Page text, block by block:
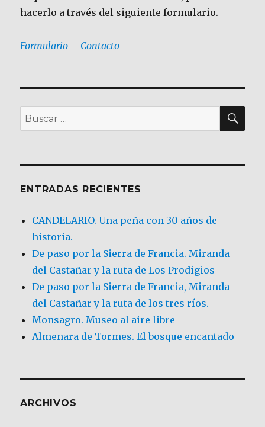
hacerlo a través del siguiente formulario.
Formulario – Contacto
Buscar
por:
ENTRADAS RECIENTES
CANDELARIO. Una peña con 30 años de
historia.
De paso por la Sierra de Francia. Miranda
del Castañar y la ruta de Los Prodigios
De paso por la Sierra de Francia, Miranda
del Castañar y la ruta de los tres ríos.
Monsagro. Museo al aire libre
Almenara de Tormes. El bosque encantado
ARCHIVOS